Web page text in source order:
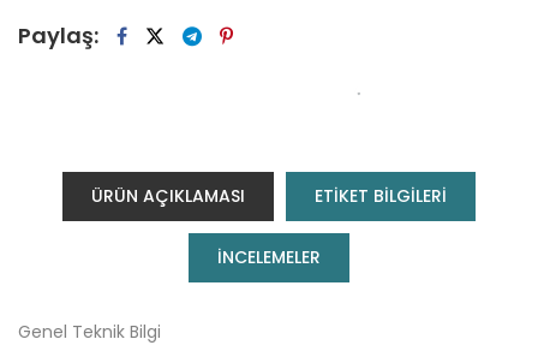
Paylaş:
ÜRÜN AÇIKLAMASI ETİKET BİLGİLERİ
INCELEMELER
Genel Teknik Bilgi